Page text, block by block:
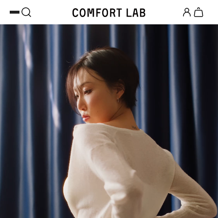
카카오채널 추가하고 10,000원 쿠폰 받기
첫 구매 시 베스트셀러 50% 즉시 할인